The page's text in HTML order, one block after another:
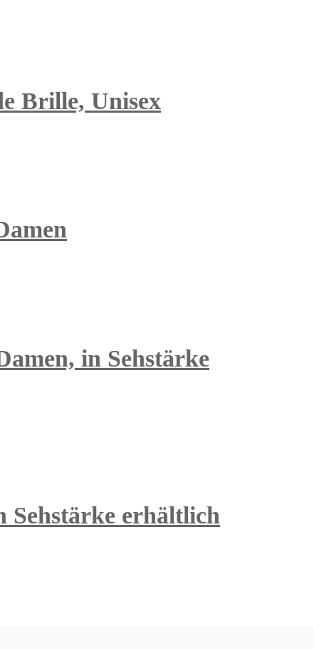
Brille, Unisex
in Sehstärke
Sehstärke erhältlich